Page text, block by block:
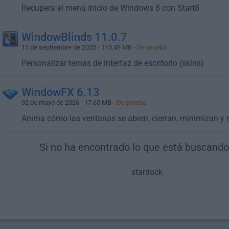
Recupera el menú Inicio de Windows 8 con Start8
WindowBlinds 11.0.7
11 de septiembre de 2025 - 110.49 MB - De prueba
Personalizar temas de interfaz de escritorio (skins)
WindowFX 6.13
02 de mayo de 2026 - 17.65 MB - De prueba
Anima cómo las ventanas se abren, cierran, minimizan y
Si no ha encontrado lo que está